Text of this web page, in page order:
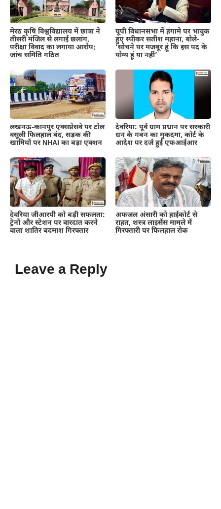
मेरठ कृषि विश्वविद्यालय में छात्रा ने
तीसरी मंजिल से लगाई छलांग,
परीक्षा विवाद का लगाया आरोप;
जांच समिति गठित
यूपी विधानसभा में हंगामे पर भावुक
हुए स्पीकर सतीश महाना, बोले-
‘सोचने पर मजबूर हूं कि इस पद के
योग्य हूं या नहीं’
लखनऊ-कानपुर एक्सप्रेसवे पर टोल
वसूली फिलहाल बंद, सड़क की
खामियों पर NHAI का बड़ा एक्शन
देवरिया: पूर्व ग्राम प्रधान पर सरकारी
धन के गबन का मुकदमा, कोर्ट के
आदेश पर दर्ज हुई एफआईआर
देवरिया जीआरपी को बड़ी सफलता:
ट्रेनों और स्टेशन पर वारदात करने
वाला शातिर बदमाश गिरफ्तार
अफजल अंसारी को हाईकोर्ट से
राहत, शस्त्र लाइसेंस मामले में
गिरफ्तारी पर फिलहाल रोक
Leave a Reply